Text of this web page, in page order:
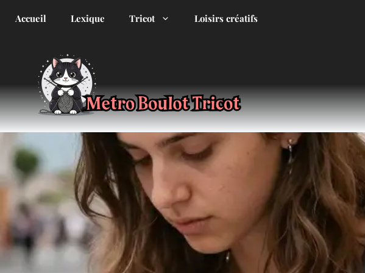
Accueil Lexique Tricot Loisirs créatifs